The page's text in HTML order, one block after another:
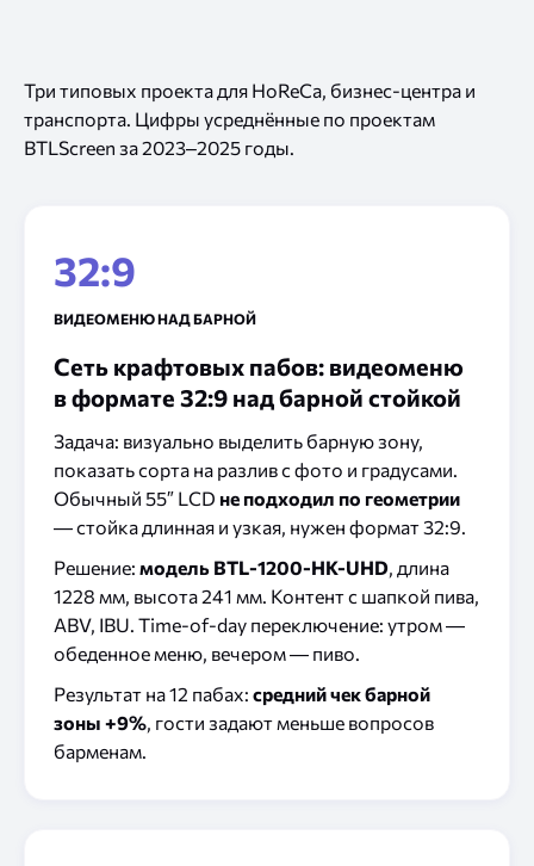
Три типовых проекта для HoReCa, бизнес-центра и
транспорта. Цифры усреднённые по проектам
BTLScreen за 2023–2025 годы.
32:9
ВИДЕОМЕНЮ НАД БАРНОЙ
Сеть крафтовых пабов: видеоменю
в формате 32:9 над барной стойкой
Задача: визуально выделить барную зону,
показать сорта на разлив с фото и градусами.
Обычный 55″ LCD не подходил по геометрии
— стойка длинная и узкая, нужен формат 32:9.
Решение: модель BTL-1200-HK-UHD, длина
1228 мм, высота 241 мм. Контент с шапкой пива,
ABV, IBU. Time-of-day переключение: утром —
обеденное меню, вечером — пиво.
Результат на 12 пабах: средний чек барной
зоны +9%, гости задают меньше вопросов
барменам.